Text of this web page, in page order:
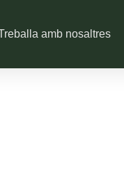
amb nosaltres